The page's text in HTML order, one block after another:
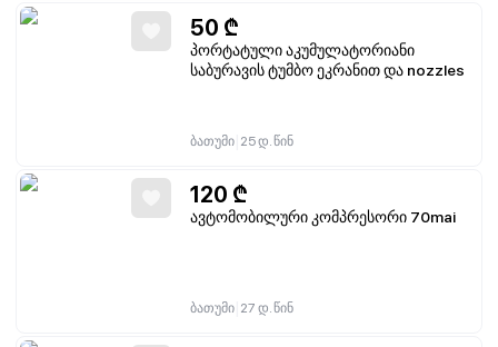
50 ₾
პორტატული აკუმულატორიანი
საბურავის ტუმბო ეკრანით და nozzles
ბათუმი 25 დ. წინ
120 ₾
ავტომობილური კომპრესორი 70mai
ბათუმი 27 დ. წინ